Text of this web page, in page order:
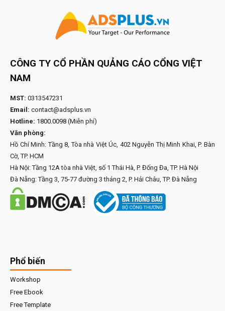
CÔNG TY CỔ PHẦN QUẢNG CÁO CỔNG VIỆT
NAM
MST: 0313547231
Email: contact@adsplus.vn
Hotline: 1800.0098 (Miễn phí)
Văn phòng:
Hồ Chí Minh: Tầng 8, Tòa nhà Việt Úc, 402 Nguyễn Thị Minh Khai, P. Bàn
Cờ, TP. HCM
Hà Nội: Tầng 12A tòa nhà Việt, số 1 Thái Hà, P. Đống Đa, TP. Hà Nội
Đà Nẵng: Tầng 3, 75-77 đường 3 tháng 2, P. Hải Châu, TP. Đà Nẵng
Phổ biến
Workshop
Free Ebook
Free Template